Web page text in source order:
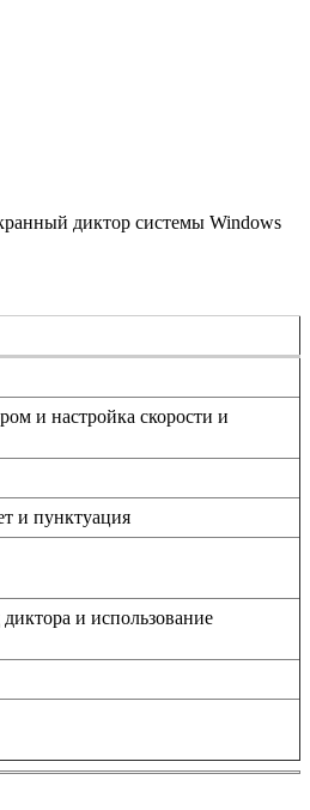
диктор системы Windows
и настройка скорости и
и пунктуация
и использование